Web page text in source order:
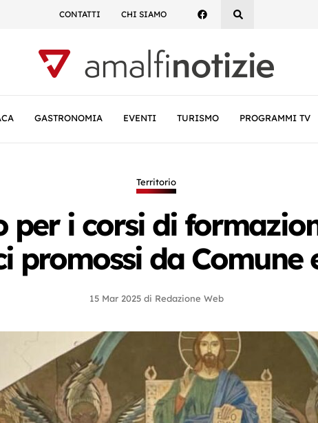
CONTATTI CHI SIAMO
GASTRONOMIA EVENTI TURISMO PROGRAMMI TV
Territorio
per i corsi di
promossi da Comune
15 Mar 2025 di Redazione Web